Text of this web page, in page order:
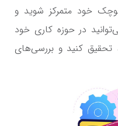
خود متمرکز شوید و
در حوزه کاری خود
تحقیق کنید و بررسی‌های